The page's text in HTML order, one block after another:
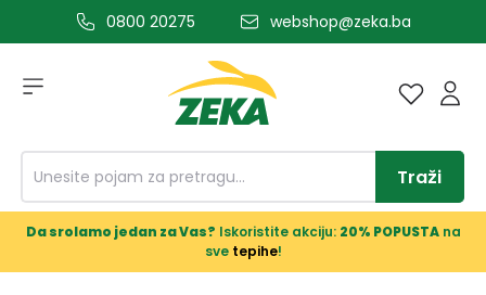
glavni sadržaj0800 20275 webshop@zeka.ba
Traži
Da srolamo jedan za Vas? Iskoristite akciju: 20% POPUSTAna
sve tepihe!